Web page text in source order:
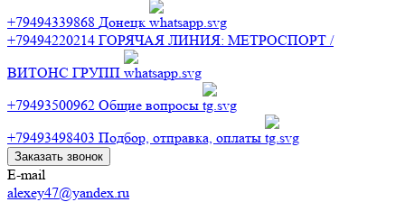
+79494339868 Донецк
+79494220214 ГОРЯЧАЯ ЛИНИЯ: МЕТРОСПОРТ /
ВИТОНС ГРУПП
+79493500962 Общие вопросы
+79493498403 Подбор, отправка, оплаты
Заказать звонок
E-mail
alexey47@yandex.ru